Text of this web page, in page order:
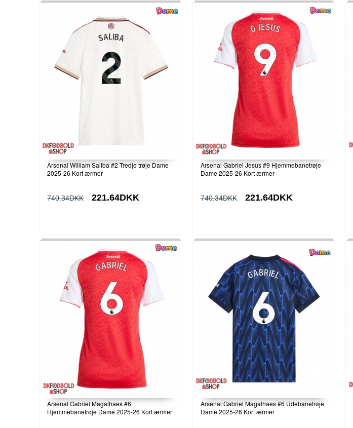
Arsenal William Saliba #2 Tredje trøje Dame
2025-26 Kort ærmer
740.34DKK 221.64DKK
Arsenal Gabriel Jesus #9 Hjemmebanetrøje
Dame 2025-26 Kort ærmer
740.34DKK 221.64DKK
Arsenal Gabriel Magalhaes #6
Hjemmebanetrøje Dame 2025-26 Kort ærmer
Arsenal Gabriel Magalhaes #6 Udebanetrøje
Dame 2025-26 Kort ærmer